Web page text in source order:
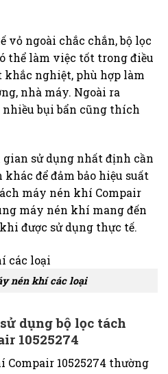
vỏ ngoài chắc chắn, bộ lọc
thể làm việc tốt trong điều
khắc nghiệt, phù hợp làm
nhà máy. Ngoài ra
bụi bẩn cũng thích
sử dụng nhất định cần
để đảm bảo hiệu suất
máy nén khí Compair
máy nén khí mang đến
được sử dụng thực tế.
nén khí các loại
dụng bộ lọc tách
10525274
10525274 thường